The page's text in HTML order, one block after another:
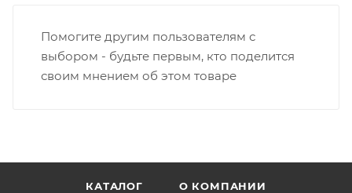
Помогите другим пользователям с
выбором - будьте первым, кто поделится
своим мнением об этом товаре
КАТАЛОГ О КОМПАНИИ